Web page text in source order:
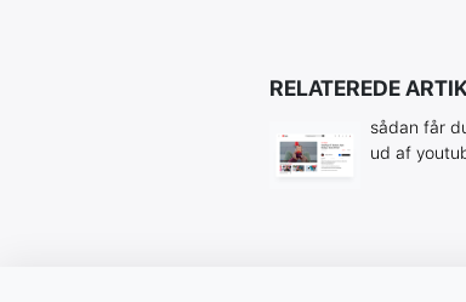
RELATEREDE
sådan får
ud af